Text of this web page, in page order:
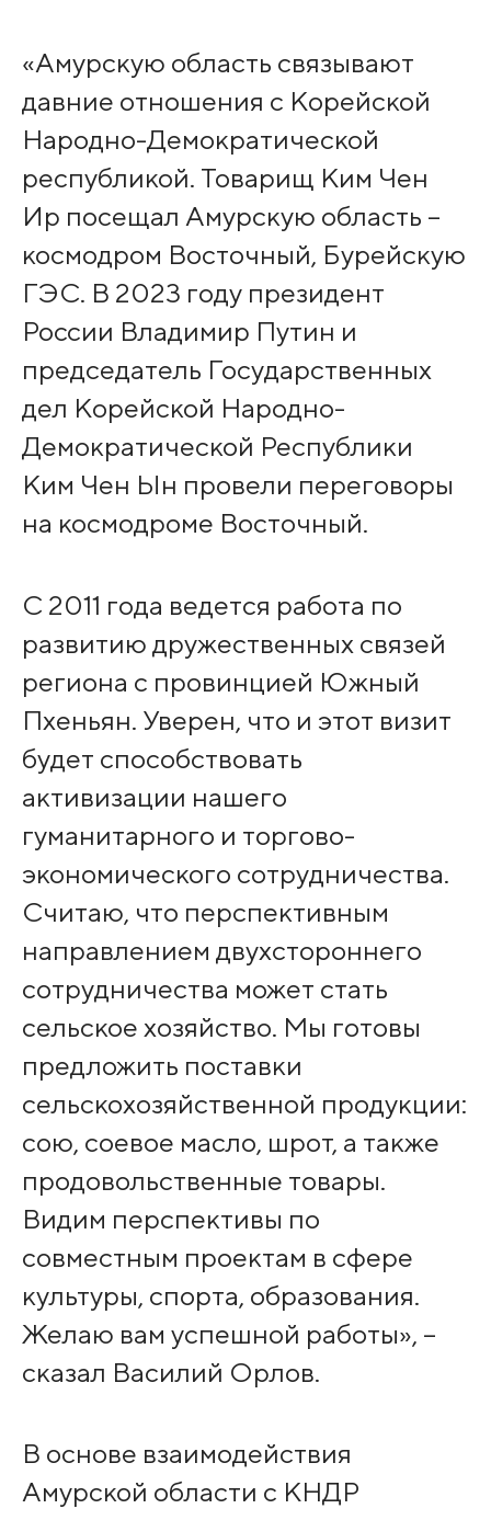
«Амурскую область связывают
давние отношения с Корейской
Народно-Демократической
республикой. Товарищ Ким Чен
Ир посещал Амурскую область –
космодром Восточный, Бурейскую
ГЭС. В 2023 году президент
России Владимир Путин и
председатель Государственных
дел Корейской Народно-
Демократической Республики
Ким Чен Ын провели переговоры
на космодроме Восточный.
С 2011 года ведется работа по
развитию дружественных связей
региона с провинцией Южный
Пхеньян. Уверен, что и этот визит
будет способствовать
активизации нашего
гуманитарного и торгово-
экономического сотрудничества.
Считаю, что перспективным
направлением двухстороннего
сотрудничества может стать
сельское хозяйство. Мы готовы
предложить поставки
сельскохозяйственной продукции:
сою, соевое масло, шрот, а также
продовольственные товары.
Видим перспективы по
совместным проектам в сфере
культуры, спорта, образования.
Желаю вам успешной работы», –
сказал Василий Орлов.
В основе взаимодействия
Амурской области с КНДР